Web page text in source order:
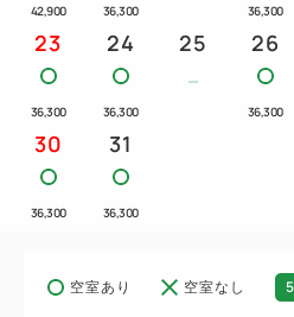
す。
・2ルームテント（ランドロ
・ホットサンドクッカー（ト
42,900 36,300 36,300
23
36,300
24
36,300
25 26
36,300
30
36,300
31
36,300
空室あり 空室なし 5